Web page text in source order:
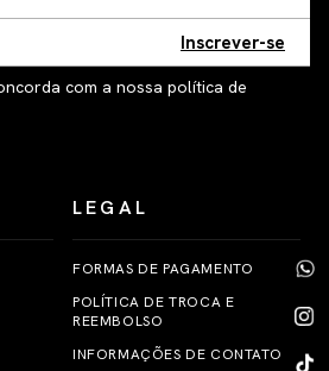
Inscrever-se
com a nossa política de
LEGAL
FORMAS DE PAGAMENTO
POLÍTICA DE TROCA E
REEMBOLSO
INFORMAÇÕES DE CONTATO